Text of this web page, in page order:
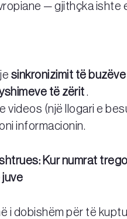
— gjithçka ishte
sinkronizimit të buzëve
të zërit .
videos (një llogari e
informacionin.
Kur numrat
juve
i dobishëm për të